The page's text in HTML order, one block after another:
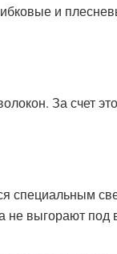
и
За счет
не выгорают под